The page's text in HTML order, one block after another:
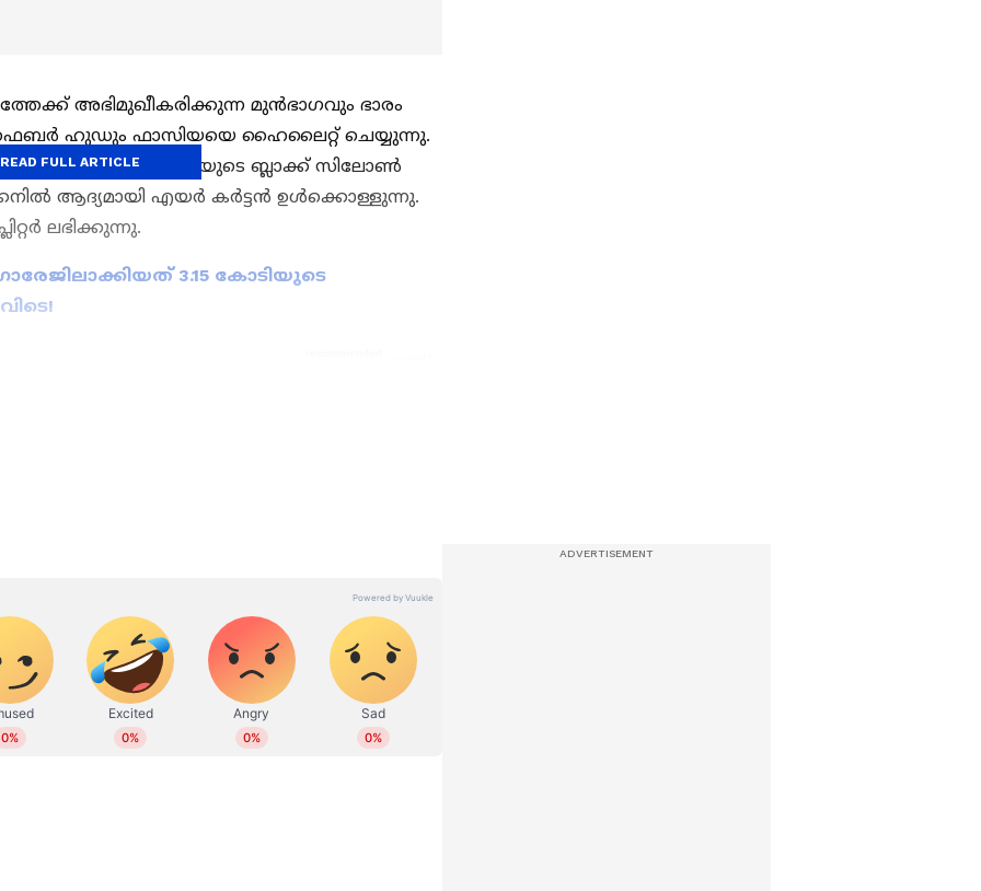
അഭിമുഖീകരിക്കുന്ന മുൻഭാഗവും ഭാരം
ഹുഡും ഫാസിയയെ ഹൈലൈറ്റ് ചെയ്യുന്നു.
മില്ലെനിയോയുടെ ബ്ലാക്ക് സിലോൺ
ആദ്യമായി എയർ കർട്ടൻ ഉൾക്കൊള്ളുന്നു.
ലഭിക്കുന്നു.
3.15 കോടിയുടെ
READ FULL ARTICLE